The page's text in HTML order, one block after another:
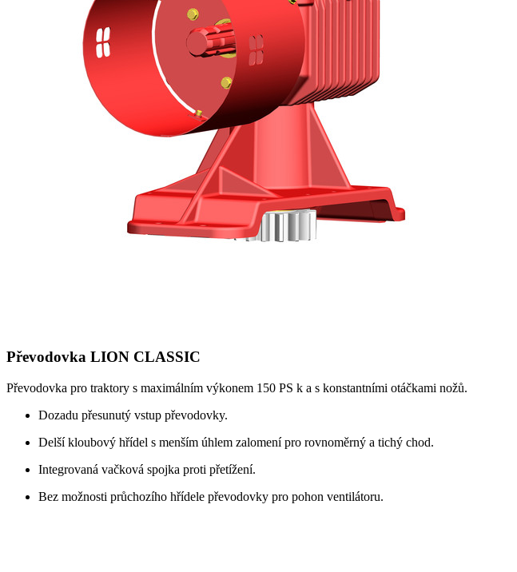
Převodovka LION CLASSIC
Převodovka pro traktory s maximálním výkonem 150 PS k a s konstantními otáčkami nožů.
Dozadu přesunutý vstup převodovky.
Delší kloubový hřídel s menším úhlem zalomení pro rovnoměrný a tichý chod.
Integrovaná vačková spojka proti přetížení.
Bez možnosti průchozího hřídele převodovky pro pohon ventilátoru.